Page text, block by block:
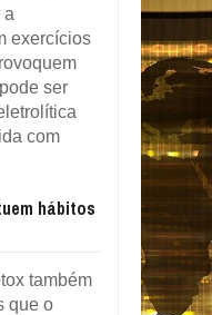
a
exercícios
ser
com
hábitos
também
que o